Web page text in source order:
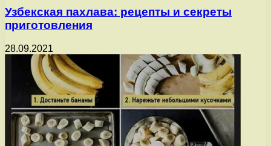
Узбекская пахлава: рецепты и секреты
приготовления
28.09.2021